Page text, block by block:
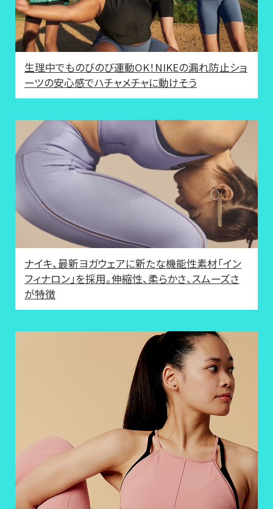
生理中でものびのび運動OK！NIKEの漏れ防止ショ
ーツの安心感でハチャメチャに動けそう
ナイキ、最新ヨガウェアに新たな機能性素材「イン
フィナロン」を採用。伸縮性、柔らかさ、スムーズさ
が特徴